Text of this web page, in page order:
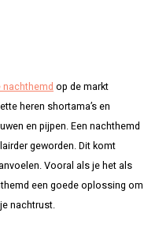
nachthemd op de markt
heren shortama’s en
en pijpen. Een nachthemd
geworden. Dit komt
Vooral als je het als
een goede oplossing om
nachtrust.